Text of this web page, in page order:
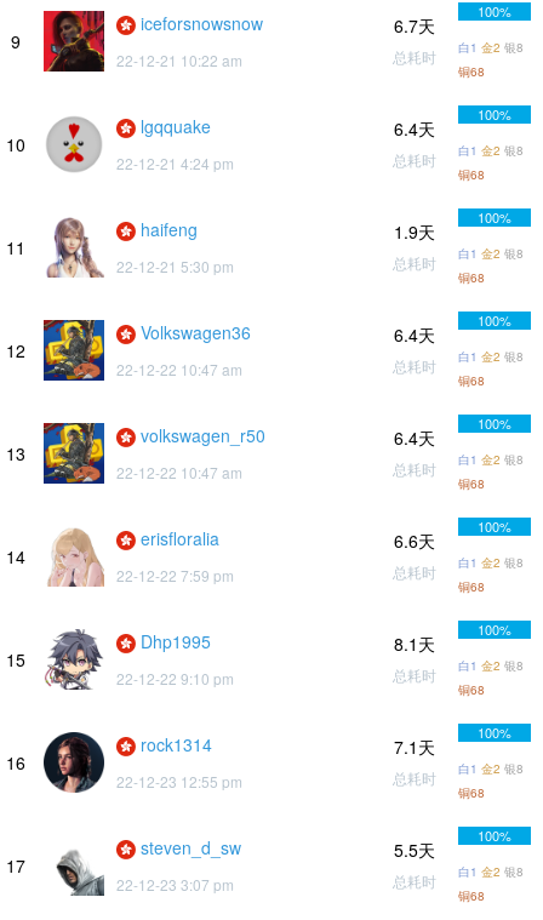
9
iceforsnowsnow
22-12-21 10:22 am
6.7天
总耗时
100%
白1 金2 银8
铜68
10
lgqquake
22-12-21 4:24 pm
6.4天
总耗时
100%
白1 金2 银8
铜68
11
haifeng
22-12-21 5:30 pm
1.9天
总耗时
100%
白1 金2 银8
铜68
12
Volkswagen36
22-12-22 10:47 am
6.4天
总耗时
100%
白1 金2 银8
铜68
13
volkswagen_r50
22-12-22 10:47 am
6.4天
总耗时
100%
白1 金2 银8
铜68
14
erisfloralia
22-12-22 7:59 pm
6.6天
总耗时
100%
白1 金2 银8
铜68
15
Dhp1995
22-12-22 9:10 pm
8.1天
总耗时
100%
白1 金2 银8
铜68
16
rock1314
22-12-23 12:55 pm
7.1天
总耗时
100%
白1 金2 银8
铜68
17
steven_d_sw
22-12-23 3:07 pm
5.5天
总耗时
100%
白1 金2 银8
铜68